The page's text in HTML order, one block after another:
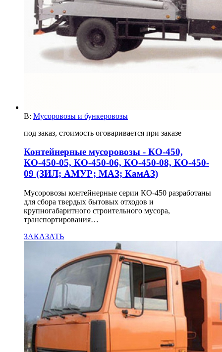
В: Мусоровозы и бункеровозы
под заказ, стоимость оговаривается при заказе
Контейнерные мусоровозы - КО-450,
КО-450-05, КО-450-06, КО-450-08, КО-450-
09 (ЗИЛ; АМУР; МАЗ; КамАЗ)
Мусоровозы контейнерные серии КО-450 разработаны
для сбора твердых бытовых отходов и
крупногабаритного строительного мусора,
транспортирования…
ЗАКАЗАТЬ